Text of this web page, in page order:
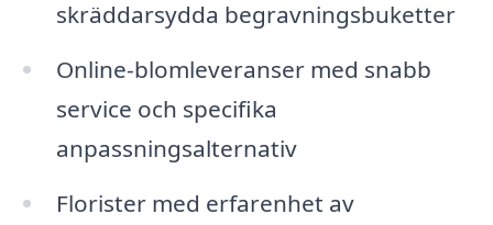
skräddarsydda begravningsbuketter
Online-blomleveranser med snabb
service och specifika
anpassningsalternativ
Florister med erfarenhet av